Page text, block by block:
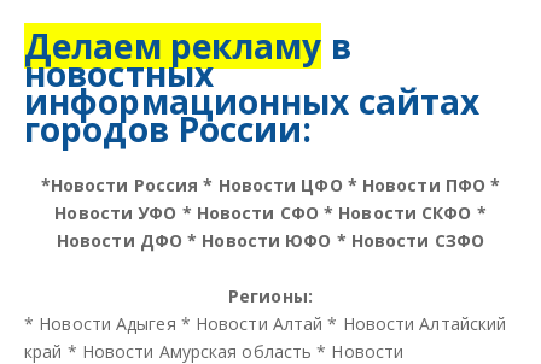
Делаем рекламу в
новостных
информационных сайтах
городов России:
*Новости Россия * Новости ЦФО * Новости ПФО *
Новости УФО * Новости СФО * Новости СКФО *
Новости ДФО * Новости ЮФО * Новости СЗФО
Регионы:
* Новости Адыгея * Новости Алтай * Новости Алтайский
край * Новости Амурская область * Новости